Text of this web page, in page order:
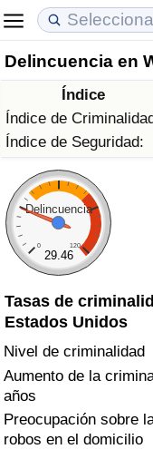
Delincuencia en
Índice
Índice de
Índice de Seguridad:
Delincuencia
0 120
29.46
Tasas de
Estados Unidos
Nivel de criminalidad
Aumento de la
años
Preocupación sobre
robos en el domicilio
Coste de vida
Índice de Costo de
Índice de Costo de
Índice de costo de
en aqaba
Precios de las
Índice de Precios
Índice de Precios
Índice de Precios
Calidad de Vida
Índice de Calidad
Índice de Calidad
Índice de calidad
Delincuencia
Calificación del
(Actual)
Índice de
Índice de